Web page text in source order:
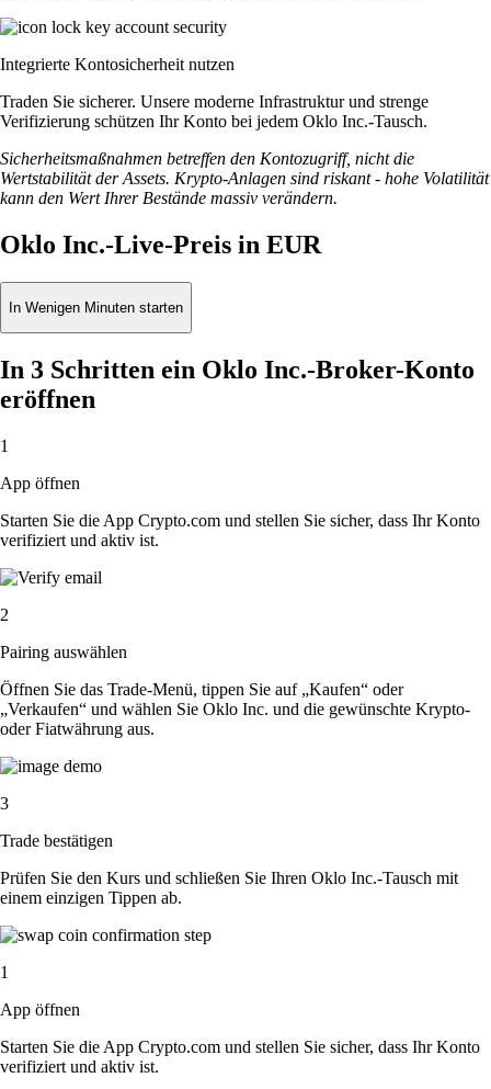
Integrierte Kontosicherheit nutzen
Traden Sie sicherer. Unsere moderne Infrastruktur und strenge
Verifizierung schützen Ihr Konto bei jedem Oklo Inc.-Tausch.
Sicherheitsmaßnahmen betreffen den Kontozugriff, nicht die
Wertstabilität der Assets. Krypto-Anlagen sind riskant - hohe Volatilität
kann den Wert Ihrer Bestände massiv verändern.
Oklo Inc.-Live-Preis in EUR
In Wenigen Minuten starten
In 3 Schritten ein Oklo Inc.-Broker-Konto
eröffnen
1
App öffnen
Starten Sie die App Crypto.com und stellen Sie sicher, dass Ihr Konto
verifiziert und aktiv ist.
2
Pairing auswählen
Öffnen Sie das Trade-Menü, tippen Sie auf „Kaufen“ oder
„Verkaufen“ und wählen Sie Oklo Inc. und die gewünschte Krypto-
oder Fiatwährung aus.
3
Trade bestätigen
Prüfen Sie den Kurs und schließen Sie Ihren Oklo Inc.-Tausch mit
einem einzigen Tippen ab.
1
App öffnen
Starten Sie die App Crypto.com und stellen Sie sicher, dass Ihr Konto
verifiziert und aktiv ist.